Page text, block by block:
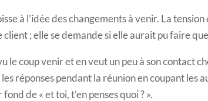
à l’idée des changements à venir. La
; elle se demande si elle aurait pu faire
le coup venir et en veut un peu à son contact
réponses pendant la réunion en coupant les
de « et toi, t’en penses quoi ? ».